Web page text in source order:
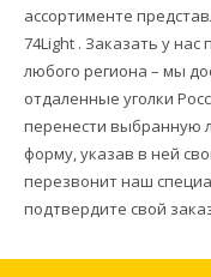
ассортименте
74Light . Заказать у
любого региона – мы
отдаленные уголки
перенести выбранную
форму, указав в ней
перезвонит наш
подтвердите свой